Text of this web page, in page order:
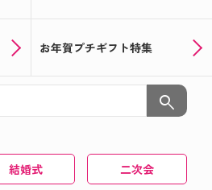
お年賀プチギフト特集
search
結婚式 二次会